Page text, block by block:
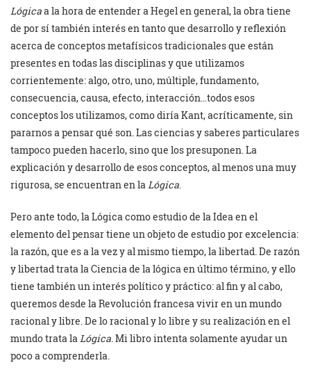
Lógicaa la hora de entender a Hegel en general, la obra tiene
de por sí también interés en tanto que desarrollo y reflexión
acerca de conceptos metafísicos tradicionales que están
presentes en todas las disciplinas y que utilizamos
corrientemente: algo, otro, uno, múltiple, fundamento,
consecuencia, causa, efecto, interacción…todos esos
conceptos los utilizamos, como diría Kant, acríticamente, sin
pararnos a pensar qué son. Las ciencias y saberes particulares
tampoco pueden hacerlo, sino que los presuponen. La
explicación y desarrollo de esos conceptos, al menos una muy
rigurosa, se encuentran en la Lógica
Pero ante todo, la Lógica como estudio de la Idea en el
elemento del pensar tiene un objeto de estudio por excelencia:
la razón, que es a la vez y al mismo tiempo, la libertad. De razón
y libertad trata la Ciencia de la lógica en último término, y ello
tiene también un interés político y práctico: al fin y al cabo,
queremos desde la Revolución francesa vivir en un mundo
racional y libre. De lo racional y lo libre y su realización en el
mundo trata la Lógica . Mi libro intenta solamente ayudar un
poco a comprenderla.